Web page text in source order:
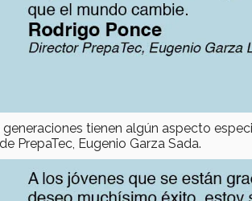
generaciones tienen algún aspecto
PrepaTec, Eugenio Garza Sada.